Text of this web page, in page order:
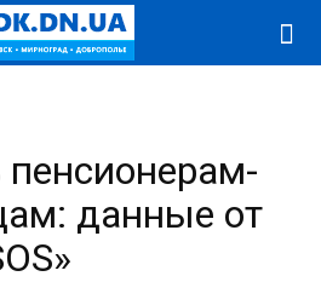
пенсионерам-
данные от